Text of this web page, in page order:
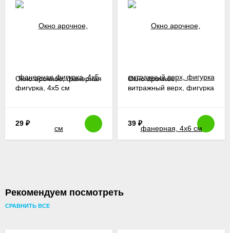
Окно арочное, фанерная
фигурка, 4х5 см
29 ₽
Окно арочное,
витражный верх, фигурка
39 ₽
Рекомендуем посмотреть
СРАВНИТЬ ВСЕ